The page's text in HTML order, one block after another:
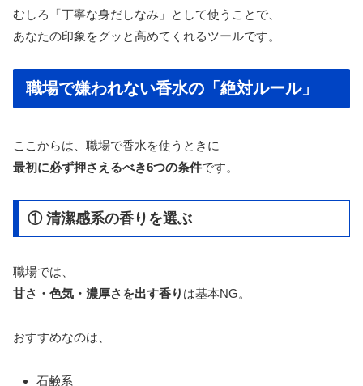
むしろ「丁寧な身だしなみ」として使うことで、
あなたの印象をグッと高めてくれるツールです。
職場で嫌われない香水の「絶対ルール」
ここからは、職場で香水を使うときに
最初に必ず押さえるべき6つの条件です。
① 清潔感系の香りを選ぶ
職場では、
甘さ・色気・濃厚さを出す香り は基本NG。
おすすめなのは、
石鹸系